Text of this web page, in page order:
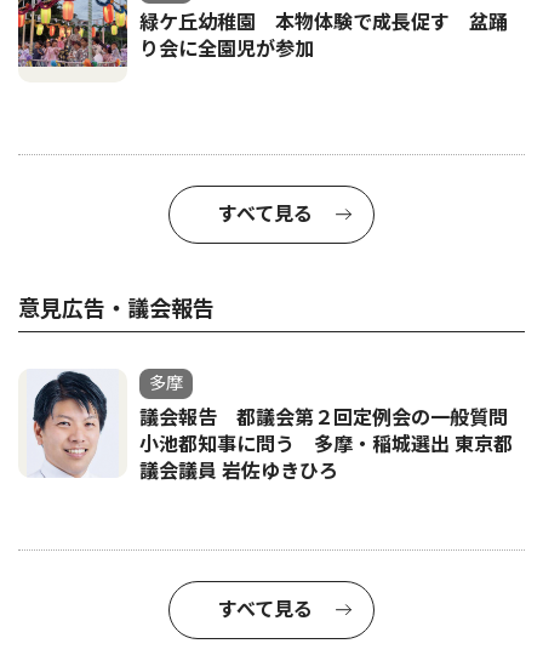
緑ケ丘幼稚園 本物体験で成長促す 盆踊
り会に全園児が参加
すべて見る
意見広告・議会報告
多摩
議会報告 都議会第２回定例会の一般質問
小池都知事に問う 多摩・稲城選出 東京都
議会議員 岩佐ゆきひろ
すべて見る